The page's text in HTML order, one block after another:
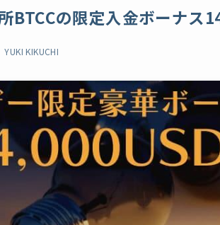
BTCCの限定入金ボーナス
YUKI KIKUCHI